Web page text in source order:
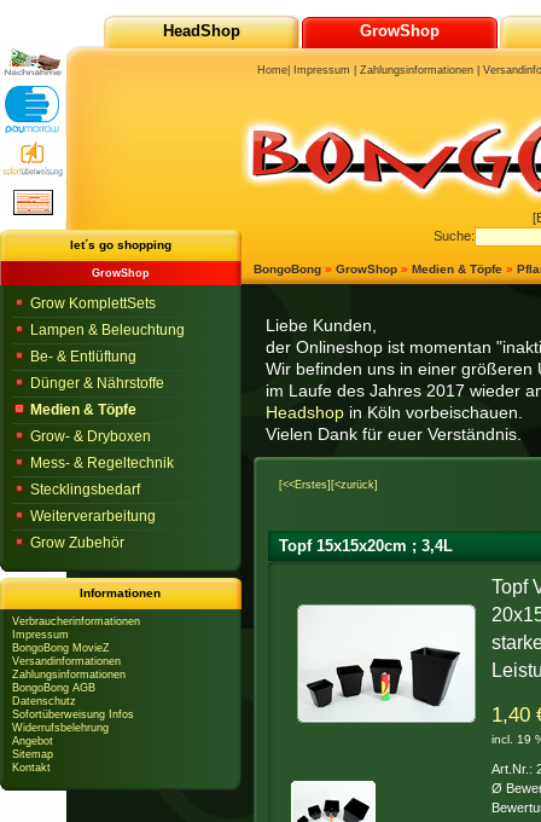
Liebe Kunden,
der Onlineshop ist momentan
Wir befinden uns in einer größeren
im Laufe des Jahres 2017 wieder
Headshop in Köln vorbeischauen.
Vielen Dank für euer Verständnis.
[<<Erstes] [<zurück]
Topf 15x15x20cm ; 3,4L
Topf
1,40
incl. 19
Art.Nr.:
Ø
BongoBong » GrowShop » Medien & Töpfe »
let´s go shopping
GrowShop
Grow KomplettSets
Lampen & Beleuchtung
Be- & Entlüftung
Dünger & Nährstoffe
Medien & Töpfe
Grow- & Dryboxen
Mess- & Regeltechnik
Stecklingsbedarf
Weiterverarbeitung
Grow Zubehör
Informationen
Verbraucherinformationen
Impressum
BongoBong MovieZ
Versandinformationen
Zahlungsinformationen
BongoBong AGB
Datenschutz
Sofortüberweisung Infos
Widerrufsbelehrung
Angebot
Sitemap
Kontakt
HeadShop GrowShop
Suche:
Home Impressum |Zahlungsinformationen |